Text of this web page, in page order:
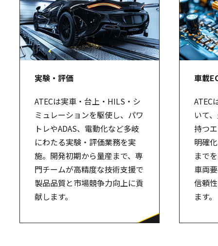
実験・評価
ATECは実車・台上・HILS・シ
ミュレーションを駆使し、パワ
トレやADAS、電動化など多岐
にわたる実験・評価業務を実
施。開発初期から量産まで、専
門チームが高精度な技術支援で
製品品質と市場競争力向上に貢
献します。
車載
ATEC
いて
持つ
明確
まで
車両
信頼
ます。